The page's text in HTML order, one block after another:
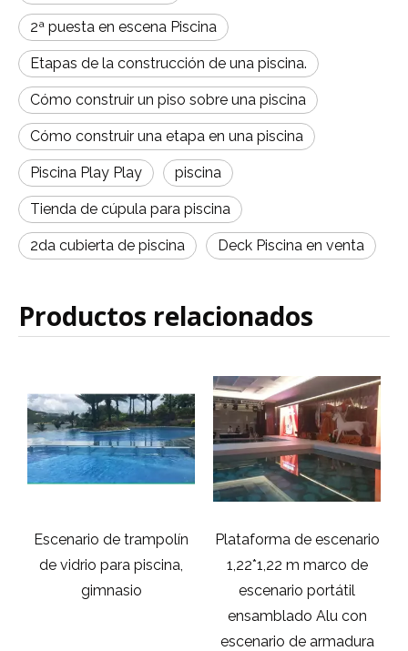
2ª puesta en escena Piscina
Etapas de la construcción de una piscina.
Cómo construir un piso sobre una piscina
Cómo construir una etapa en una piscina
Piscina Play Play piscina
Tienda de cúpula para piscina
2da cubierta de piscina Deck Piscina en venta
Productos relacionados
Escenario de trampolín
de vidrio para piscina,
gimnasio
Plataforma de escenario
1,22*1,22 m marco de
escenario portátil
ensamblado Alu con
escenario de armadura